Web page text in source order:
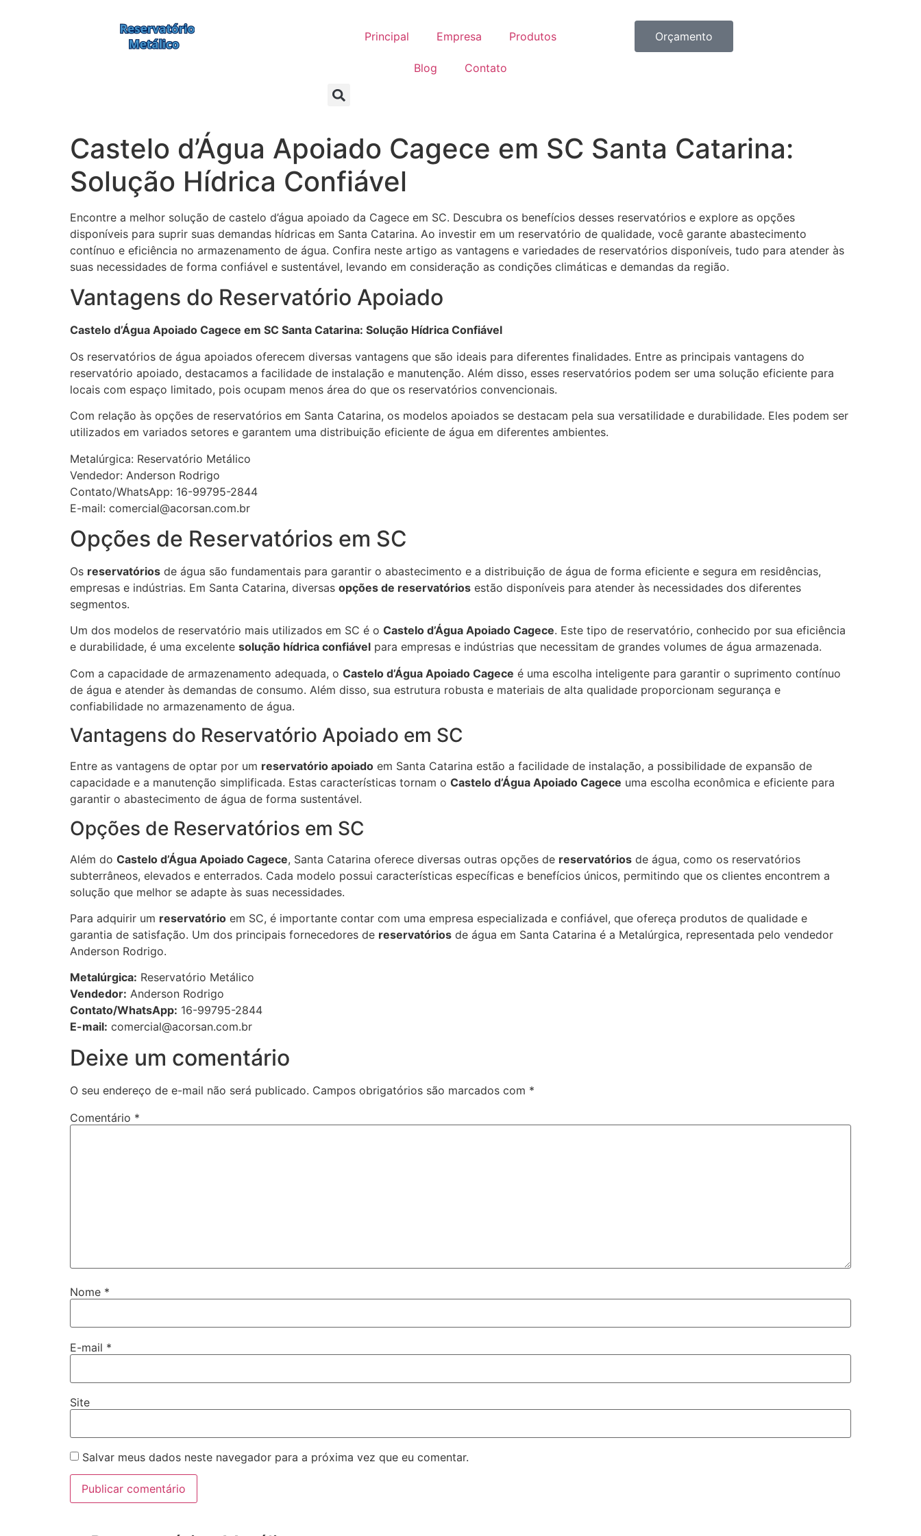
Principal Empresa Produtos
Blog Contato
Orçamento
Castelo d’Água Apoiado Cagece em SC Santa Catarina:
Solução Hídrica Confiável
Encontre a melhor solução de castelo d’água apoiado da Cagece em SC. Descubra os benefícios desses reservatórios e explore as opções
disponíveis para suprir suas demandas hídricas em Santa Catarina. Ao investir em um reservatório de qualidade, você garante abastecimento
contínuo e eficiência no armazenamento de água. Confira neste artigo as vantagens e variedades de reservatórios disponíveis, tudo para atender às
suas necessidades de forma confiável e sustentável, levando em consideração as condições climáticas e demandas da região.
Vantagens do Reservatório Apoiado
Castelo d’Água Apoiado Cagece em SC Santa Catarina: Solução Hídrica Confiável
Os reservatórios de água apoiados oferecem diversas vantagens que são ideais para diferentes finalidades. Entre as principais vantagens do
reservatório apoiado, destacamos a facilidade de instalação e manutenção. Além disso, esses reservatórios podem ser uma solução eficiente para
locais com espaço limitado, pois ocupam menos área do que os reservatórios convencionais.
Com relação às opções de reservatórios em Santa Catarina, os modelos apoiados se destacam pela sua versatilidade e durabilidade. Eles podem ser
utilizados em variados setores e garantem uma distribuição eficiente de água em diferentes ambientes.
Metalúrgica: Reservatório Metálico
Vendedor: Anderson Rodrigo
Contato/WhatsApp: 16-99795-2844
E-mail: comercial@acorsan.com.br
Opções de Reservatórios em SC
Os reservatórios de água são fundamentais para garantir o abastecimento e a distribuição de água de forma eficiente e segura em residências,
empresas e indústrias. Em Santa Catarina, diversas opções de reservatórios estão disponíveis para atender às necessidades dos diferentes
segmentos.
Um dos modelos de reservatório mais utilizados em SC é o Castelo d’Água Apoiado Cagece. Este tipo de reservatório, conhecido por sua eficiência
e durabilidade, é uma excelente solução hídrica confiável para empresas e indústrias que necessitam de grandes volumes de água armazenada.
Com a capacidade de armazenamento adequada, o Castelo d’Água Apoiado Cagece é uma escolha inteligente para garantir o suprimento contínuo
de água e atender às demandas de consumo. Além disso, sua estrutura robusta e materiais de alta qualidade proporcionam segurança e
confiabilidade no armazenamento de água.
Vantagens do Reservatório Apoiado em SC
Entre as vantagens de optar por um reservatório apoiado em Santa Catarina estão a facilidade de instalação, a possibilidade de expansão de
capacidade e a manutenção simplificada. Estas características tornam o Castelo d’Água Apoiado Cagece uma escolha econômica e eficiente para
garantir o abastecimento de água de forma sustentável.
Opções de Reservatórios em SC
Além do Castelo d’Água Apoiado Cagece, Santa Catarina oferece diversas outras opções de reservatórios de água, como os reservatórios
subterrâneos, elevados e enterrados. Cada modelo possui características específicas e benefícios únicos, permitindo que os clientes encontrem a
solução que melhor se adapte às suas necessidades.
Para adquirir um reservatório em SC, é importante contar com uma empresa especializada e confiável, que ofereça produtos de qualidade e
garantia de satisfação. Um dos principais fornecedores de reservatórios de água em Santa Catarina é a Metalúrgica, representada pelo vendedor
Anderson Rodrigo.
Metalúrgica: Reservatório Metálico
Vendedor: Anderson Rodrigo
Contato/WhatsApp: 16-99795-2844
E-mail: comercial@acorsan.com.br
Deixe um comentário
O seu endereço de e-mail não será publicado. Campos obrigatórios são marcados com *
Comentário *
Nome *
E-mail *
Site
Salvar meus dados neste navegador para a próxima vez que eu comentar.